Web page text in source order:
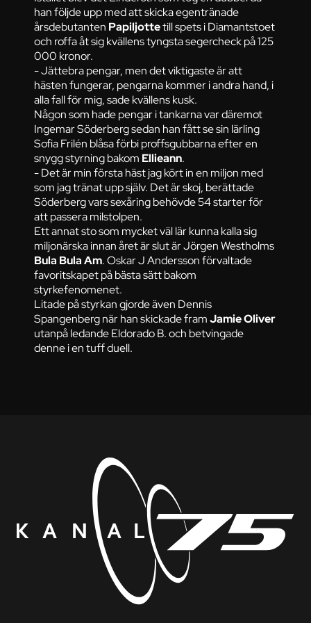
han följde upp med att skicka egentränade
årsdebutanten Papiljottetill spets i Diamantstoet
och roffa åt sig kvällens tyngsta segercheck på 125
000 kronor.
- Jättebra pengar, men det viktigaste är att
hästen fungerar, pengarna kommer i andra hand, i
alla fall för mig, sade kvällens kusk.
Någon som hade pengar i tankarna var däremot
Ingemar Söderberg sedan han fått se sin lärling
Sofia Frilén blåsa förbi proffsgubbarna efter en
snygg styrning bakom Ellieann.
- Det är min första häst jag kört in en miljon med
som jag tränat upp själv. Det är skoj, berättade
Söderberg vars sexåring behövde 54 starter för
att passera milstolpen.
Ett annat sto som mycket väl lär kunna kalla sig
miljonärska innan året är slut är Jörgen Westholms
Bula Bula Am. Oskar J Andersson förvaltade
favoritskapet på bästa sätt bakom
styrkefenomenet.
Litade på styrkan gjorde även Dennis
Spangenberg när han skickade framJamie Oliver
utanpå ledande Eldorado B. och betvingade
denne i en tuff duell.